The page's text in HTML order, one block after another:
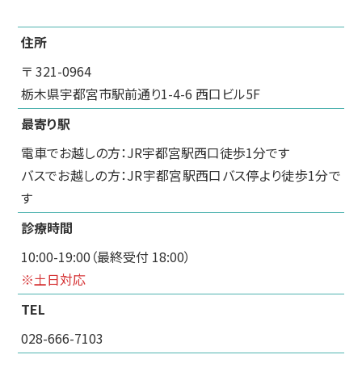
住所
〒 321-0964
栃木県宇都宮市駅前通り1-4-6 西口ビル5F
最寄り駅
電車でお越しの方：JR宇都宮駅西口徒歩1分です
バスでお越しの方：JR宇都宮駅西口バス停より徒歩1分で
す
診療時間
10:00-19:00（最終受付 18:00）
※土日対応
TEL
028-666-7103